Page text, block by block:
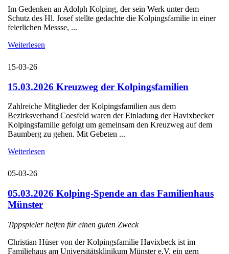
Im Gedenken an Adolph Kolping, der sein Werk unter dem
Schutz des Hl. Josef stellte gedachte die Kolpingsfamilie in einer
feierlichen Messse, ...
Weiterlesen
15-03-26
15.03.2026 Kreuzweg der Kolpingsfamilien
Zahlreiche Mitglieder der Kolpingsfamilien aus dem
Bezirksverband Coesfeld waren der Einladung der Havixbecker
Kolpingsfamilie gefolgt um gemeinsam den Kreuzweg auf dem
Baumberg zu gehen. Mit Gebeten ...
Weiterlesen
05-03-26
05.03.2026 Kolping-Spende an das Familienhaus
Münster
Tippspieler helfen für einen guten Zweck
Christian Hüser von der Kolpingsfamilie Havixbeck ist im
Familiehaus am Universitätsklinikum Münster e.V. ein gern